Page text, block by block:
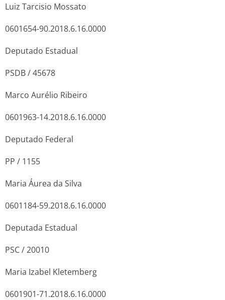
Luiz Tarcisio Mossato
0601654-90.2018.6.16.0000
Deputado Estadual
PSDB / 45678
Marco Aurélio Ribeiro
0601963-14.2018.6.16.0000
Deputado Federal
PP / 1155
Maria Áurea da Silva
0601184-59.2018.6.16.0000
Deputada Estadual
PSC / 20010
Maria Izabel Kletemberg
0601901-71.2018.6.16.0000